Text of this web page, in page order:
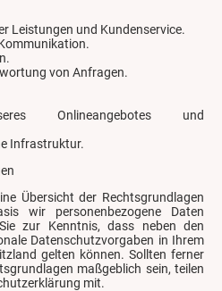
Leistungen und Kundenservice.
von Anfragen.
Onlineangebotes und
Infrastruktur.
Übersicht der Rechtsgrundlagen
wir personenbezogene Daten
zur Kenntnis, dass neben den
Datenschutzvorgaben in Ihrem
gelten können. Sollten ferner
maßgeblich sein, teilen
mit.